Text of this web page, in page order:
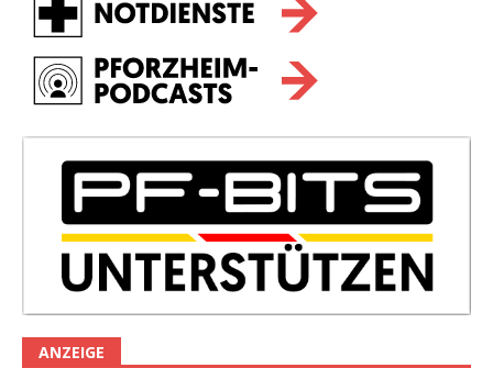
ANZEIGE